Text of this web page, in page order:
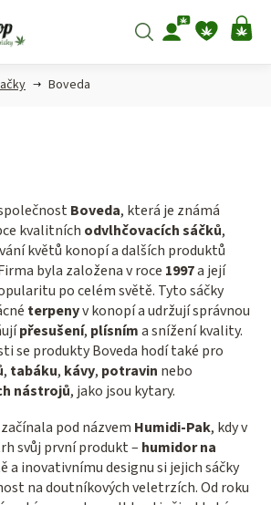
Hledat
Boveda
Boveda, která je známá
kvalitních odvlhčovacích sáčků,
květů konopí a dalších produktů
byla založena v roce 1997a její
po celém světě. Tyto sáčky
terpenyv konopí a udržují správnou
přesušení, plísníma snížení kvality.
se produkty Boveda hodí také pro
, tabáku, kávy, potravin nebo
nástrojů, jako jsou kytary.
pod názvem Humidi-Pak, kdy v
svůj první produkt – humidor na
a inovativnímu designu si jejich sáčky
na doutníkových veletrzích. Od roku